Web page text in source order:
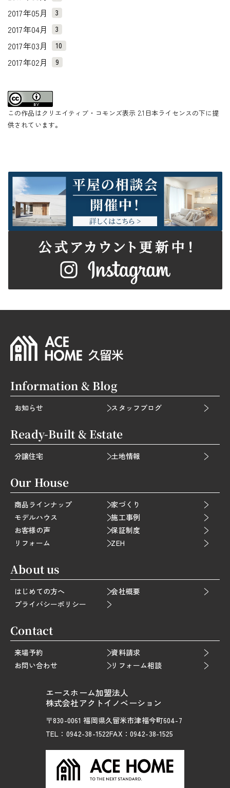
2017年05月 3
2017年04月 3
2017年03月 10
2017年02月 9
この作品はクリエイティブ・コモンズ表示 2.1日本ライセンスの下に提
供されています。
エースホーム加盟法人
株式会社アクトイノベーション
〒830-0061 福岡県久留米市津福今町604-7
TEL：0942-38-1522FAX：0942-38-1525
Information & Blog
お知らせ スタッフブログ
Ready-Built & Estate
分譲住宅 土地情報
Contact
来場予約
資料請求
お問い合わせ
リフォーム相談
Our House
商品ラインナップ
家づくり
モデルハウス
施工事例
お客様の声
保証制度
リフォーム
ZEH
About us
はじめての方へ
会社概要
プライバシーポリシー